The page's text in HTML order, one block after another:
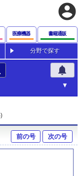
account_circle
医療機器 書籍通販
分野で探す
notifications
前の号 次の号